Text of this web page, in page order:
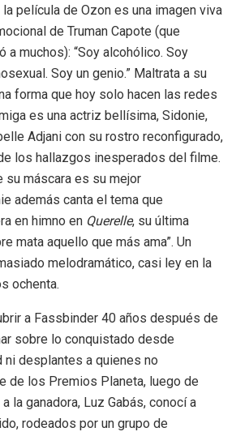
película de Ozon es una imagen viva
de Truman Capote (que
a muchos): “Soy alcohólico. Soy
Soy un genio.” Maltrata a su
forma que hoy solo hacen las redes
es una actriz bellísima, Sidonie,
Adjani con su rostro reconfigurado,
los hallazgos inesperados del filme.
su máscara es su mejor
además canta el tema que
en himno en Querelle, su última
mata aquello que más ama”. Un
melodramático, casi ley en la
ochenta.
a Fassbinder 40 años después de
sobre lo conquistado desde
ni desplantes a quienes no
de los Premios Planeta, luego de
la ganadora, Luz Gabás, conocí a
rodeados por un grupo de